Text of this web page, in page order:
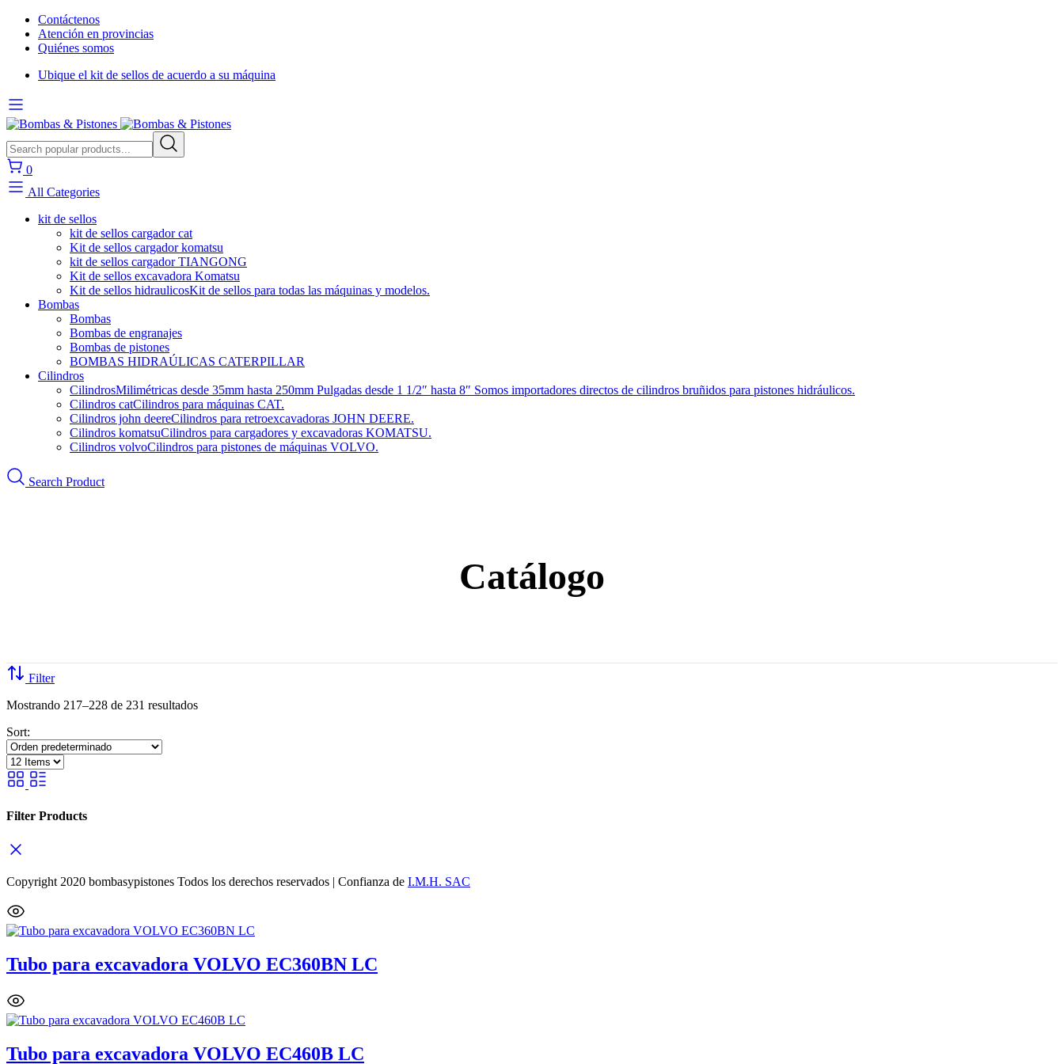
Contáctenos
Atención en provincias
Quiénes somos
Ubique el kit de sellos de acuerdo a su máquina
0
All Categories
kit de sellos
kit de sellos cargador cat
Kit de sellos cargador komatsu
kit de sellos cargador TIANGONG
Kit de sellos excavadora Komatsu
Kit de sellos hidraulicosKit de sellos para todas las máquinas y modelos.
Bombas
Bombas
Bombas de engranajes
Bombas de pistones
BOMBAS HIDRAÚLICAS CATERPILLAR
Cilindros
CilindrosMilimétricas desde 35mm hasta 250mm Pulgadas desde 1 1/2″ hasta 8″ Somos importadores directos de cilindros bruñidos para pistones hidráulicos.
Cilindros catCilindros para máquinas CAT.
Cilindros john deereCilindros para retroexcavadoras JOHN DEERE.
Cilindros komatsuCilindros para cargadores y excavadoras KOMATSU.
Cilindros volvoCilindros para pistones de máquinas VOLVO.
Search Product
Catálogo
Filter
Mostrando 217–228 de 231 resultados
Sort:
Filter Products
Copyright 2020 bombasypistones Todos los derechos reservados | Confianza de I.M.H. SAC
Tubo para excavadora VOLVO EC360BN LC
Tubo para excavadora VOLVO EC460B LC